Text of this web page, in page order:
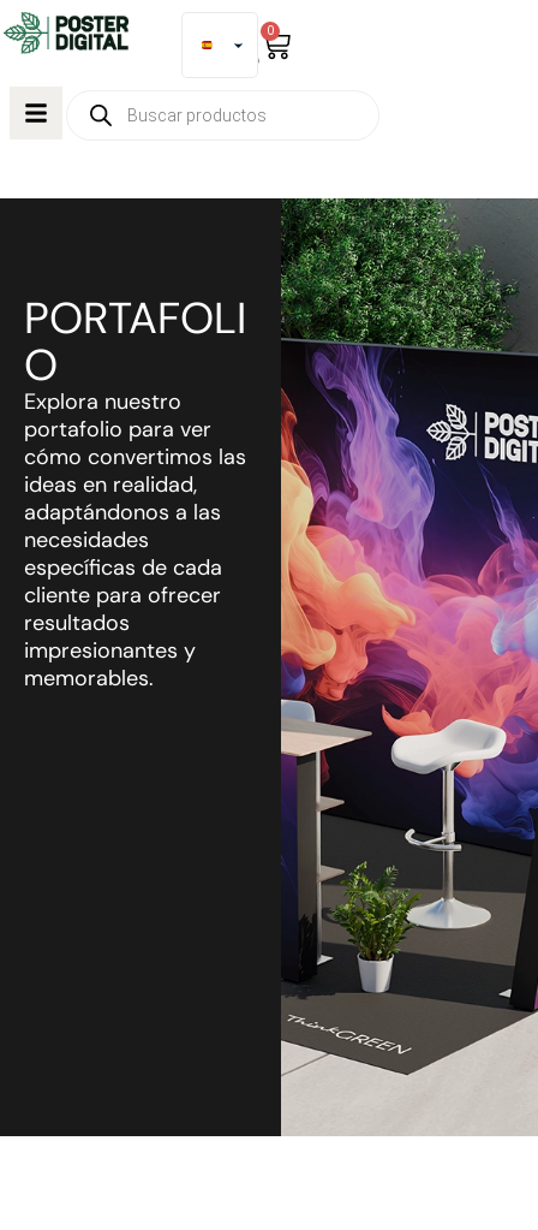
0
PORTAFOLI
O
Explora nuestro
portafolio para ver
cómo convertimos las
ideas en realidad,
adaptándonos a las
necesidades
específicas de cada
cliente para ofrecer
resultados
impresionantes y
memorables.